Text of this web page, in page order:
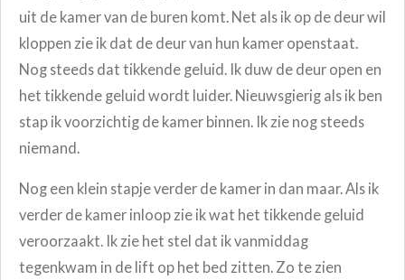
uit de kamer van de buren komt. Net als ik op de deur wil
kloppen zie ik dat de deur van hun kamer openstaat.
Nog steeds dat tikkende geluid. Ik duw de deur open en
het tikkende geluid wordt luider. Nieuwsgierig als ik ben
stap ik voorzichtig de kamer binnen. Ik zie nog steeds
niemand.
Nog een klein stapje verder de kamer in dan maar. Als ik
verder de kamer inloop zie ik wat het tikkende geluid
veroorzaakt. Ik zie het stel dat ik vanmiddag
tegenkwam in de lift op het bed zitten. Zo te zien